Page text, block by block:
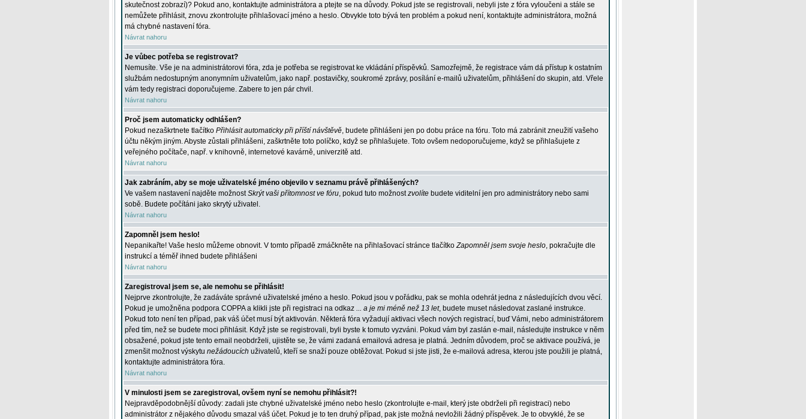
skutečnost zobrazí)? Pokud ano, kontaktujte administrátora a ptejte se na důvody. Pokud jste se registrovali, nebyli jste z fóra vyloučeni a stále se
nemůžete přihlásit, znovu zkontrolujte přihlašovací jméno a heslo. Obvykle toto bývá ten problém a pokud není, kontaktujte administrátora, možná
má chybné nastavení fóra.
Návrat nahoru
Je vůbec potřeba se registrovat?
Nemusíte. Vše je na administrátorovi fóra, zda je potřeba se registrovat ke vkládání příspěvků. Samozřejmě, že registrace vám dá přístup k ostatním
službám nedostupným anonymním uživatelům, jako např. postavičky, soukromé zprávy, posílání e-mailů uživatelům, přihlášení do skupin, atd. Vřele
vám tedy registraci doporučujeme. Zabere to jen pár chvil.
Návrat nahoru
Proč jsem automaticky odhlášen?
Pokud nezaškrtnete tlačítko Přihlásit automaticky při příští návštěvě, budete přihlášeni jen po dobu práce na fóru. Toto má zabránit zneužití vašeho
účtu někým jiným. Abyste zůstali přihlášeni, zaškrtněte toto políčko, když se přihlašujete. Toto ovšem nedoporučujeme, když se přihlašujete z
veřejného počítače, např. v knihovně, internetové kavárně, univerzitě atd.
Návrat nahoru
Jak zabráním, aby se moje uživatelské jméno objevilo v seznamu právě přihlášených?
Ve vašem nastavení najděte možnostSkrýt vaši přítomnost ve fóru, pokud tuto možnostzvolíte budete viditelní jen pro administrátory nebo sami
sobě. Budete počítáni jako skrytý uživatel.
Návrat nahoru
Zapomněl jsem heslo!
Nepanikařte! Vaše heslo můžeme obnovit. V tomto případě zmáčkněte na přihlašovací stránce tlačítkoZapomněl jsem svoje heslo, pokračujte dle
instrukcí a téměř ihned budete přihlášeni
Návrat nahoru
Zaregistroval jsem se, ale nemohu se přihlásit!
Nejprve zkontrolujte, že zadáváte správné uživatelské jméno a heslo. Pokud jsou v pořádku, pak se mohla odehrát jedna z následujících dvou věcí.
Pokud je umožněna podpora COPPA a klikli jste při registraci na odkaz ... a je mi méně než 13 let, budete muset následovat zaslané instrukce.
Pokud toto není ten případ, pak váš účet musí být aktivován. Některá fóra vyžadují aktivaci všech nových registrací, buď Vámi, nebo administrátorem
před tím, než se budete moci přihlásit. Když jste se registrovali, byli byste k tomuto vyzváni. Pokud vám byl zaslán e-mail, následujte instrukce v něm
obsažené, pokud jste tento email neobdrželi, ujistěte se, že vámi zadaná emailová adresa je platná. Jedním důvodem, proč se aktivace používá, je
zmenšit možnost výskytu nežádoucích uživatelů, kteří se snaží pouze obtěžovat. Pokud si jste jisti, že e-mailová adresa, kterou jste použili je platná,
kontaktujte administrátora fóra.
Návrat nahoru
V minulosti jsem se zaregistroval, ovšem nyní se nemohu přihlásit?!
Nejpravděpodobnější důvody: zadali jste chybné uživatelské jméno nebo heslo (zkontrolujte e-mail, který jste obdrželi při registraci) nebo
administrátor z nějakého důvodu smazal váš účet. Pokud je to ten druhý případ, pak jste možná nevložili žádný příspěvek. Je to obvyklé, že se